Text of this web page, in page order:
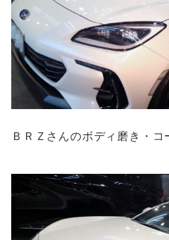
ＢＲＺさんのボディ磨き・コ